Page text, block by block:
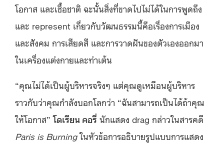
โอกาส และเชื้อชาติ ฉะนั้นสิ่งที่ขาดไปไม่ได้ในการพูดถึง
และ represent เกี่ยวกับวัฒนธรรมนี้คือเรื่องการเมือง
และสังคม การเสียดสี และการวาดฝันของตัวเองออกมา
ในเครื่องแต่งกายและท่าเต้น
“คุณไม่ได้เป็นผู้บริหารจริงๆ แต่คุณดูเหมือนผู้บริหาร
ราวกับว่าคุณกำลังบอกโลกว่า “ฉันสามารถเป็นได้ถ้าคุณ
ให้โอกาส”โดเรียน คอรี่ นักแสดง drag กล่าวในสารคดี
Paris is Burningในหัวข้อการอธิบายรูปแบบการแสดง